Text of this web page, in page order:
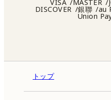
トップ
VISA MASTER
DISCOVER 銀聯 au
Union